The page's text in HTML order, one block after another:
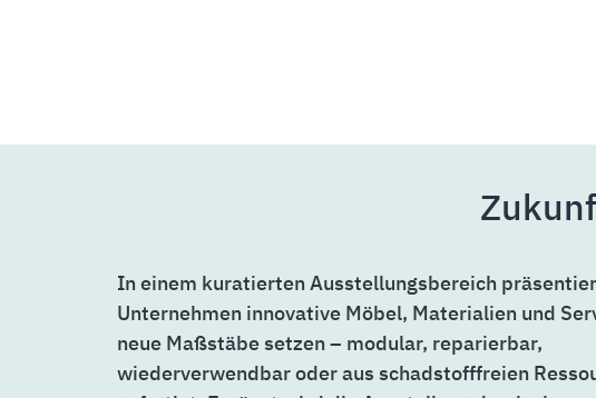
In einem kuratierten Ausstellungsbereich
Unternehmen innovative Möbel, Materialien und
neue Maßstäbe setzen – modular, reparierbar,
wiederverwendbar oder aus schadstofffreien